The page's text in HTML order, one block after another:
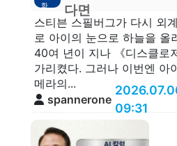
화
다면
스티븐 스필버그가 다시 외
로 아이의 눈으로 하늘을 올
40여 년이 지나 《디스클로
가리켰다. 그러나 이번엔 아
메라의...
spannerone
09:31